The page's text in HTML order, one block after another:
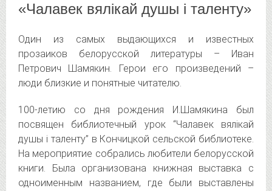
«Чалавек вялікай душы і таленту»
Один из самых выдающихся и известных
прозаиков белорусской литературы – Иван
Петрович Шамякин.
Герои его произведений –
люди близкие и понятные читателю.
100-летию со дня рождения И.Шамякина был
посвящен библиотечный урок “Чалавек вялікай
душы і таленту” в Кончицкой сельской библиотеке.
На мероприятие собрались любители белорусской
книги. Была организована книжная выставка с
одноименным названием, где были выставлены